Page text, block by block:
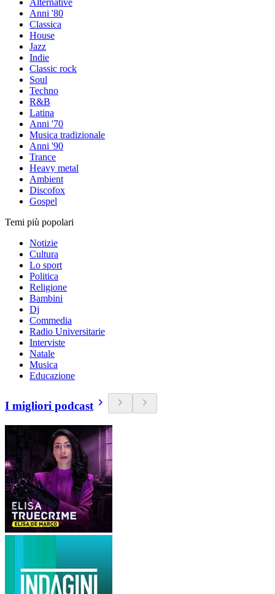
Alternative
Anni '80
Classica
House
Jazz
Indie
Classic rock
Soul
Techno
R&B
Latina
Anni '70
Musica tradizionale
Anni '90
Trance
Heavy metal
Ambient
Discofox
Gospel
Temi più popolari
Notizie
Cultura
Lo sport
Politica
Religione
Bambini
Dj
Commedia
Radio Universitarie
Interviste
Natale
Musica
Educazione
I migliori podcast